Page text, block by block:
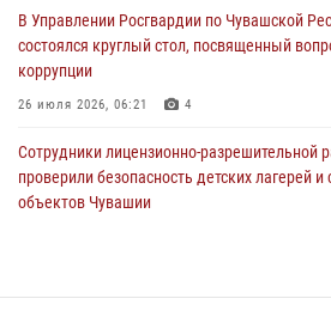
01 августа 2026, 00:01
В Управлении Росгвардии по Чувашской
состоялся круглый стол, посвященный
коррупции
26 июля 2026, 06:21 4
Сотрудники лицензионно-разрешительной
проверили безопасность детских лагерей
объектов Чувашии